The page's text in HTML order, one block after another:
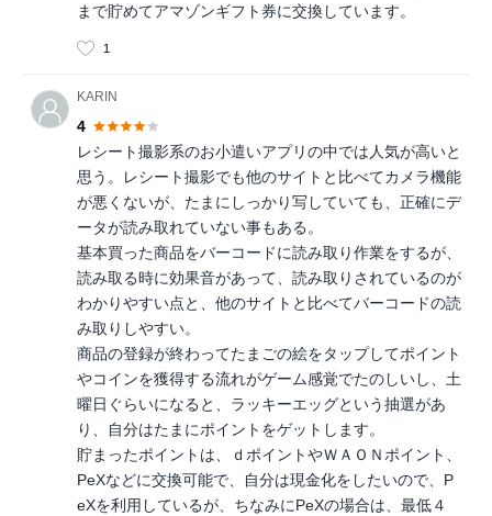
まで貯めてアマゾンギフト券に交換しています。
1
KARIN
4
レシート撮影系のお小遣いアプリの中では人気が高いと
思う。レシート撮影でも他のサイトと比べてカメラ機能
が悪くないが、たまにしっかり写していても、正確にデ
ータが読み取れていない事もある。
基本買った商品をバーコードに読み取り作業をするが、
読み取る時に効果音があって、読み取りされているのが
わかりやすい点と、他のサイトと比べてバーコードの読
み取りしやすい。
商品の登録が終わってたまごの絵をタップしてポイント
やコインを獲得する流れがゲーム感覚でたのしいし、土
曜日ぐらいになると、ラッキーエッグという抽選があ
り、自分はたまにポイントをゲットします。
貯まったポイントは、ｄポイントやＷＡＯＮポイント、
PeXなどに交換可能で、自分は現金化をしたいので、P
eXを利用しているが、ちなみにPeXの場合は、最低４